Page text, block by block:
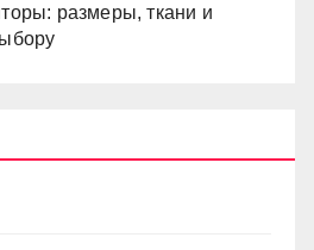
размеры, ткани и